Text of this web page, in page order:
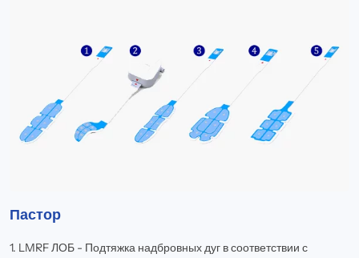
Пастор
1. LMRF ЛОБ - Подтяжка надбровных дуг в соответствии с